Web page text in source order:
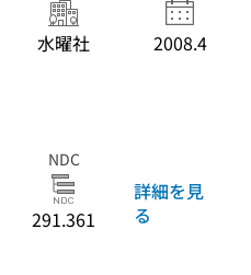
水曜社 2008.4
NDC
291.361
詳細を見
る